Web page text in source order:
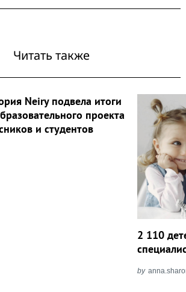
Читать также
Neiry подвела итоги
проекта
и студентов
2 110
by